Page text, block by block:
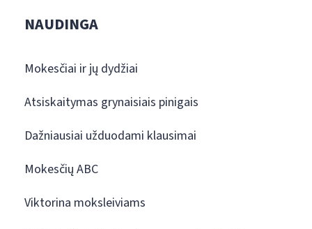
NAUDINGA
Mokesčiai ir jų dydžiai
Atsiskaitymas grynaisiais pinigais
Dažniausiai užduodami klausimai
Mokesčių ABC
Viktorina moksleiviams